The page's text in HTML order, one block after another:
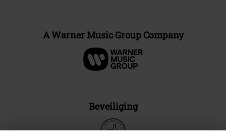
A Warner Music Group Company
Beveiliging